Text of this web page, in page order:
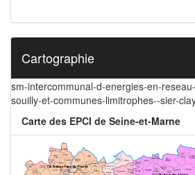
Cartographie
sm-intercommunal-d-energies-en-
souilly-et-communes-limitrophes--sier-
Carte des EPCI de Seine-et-Marne